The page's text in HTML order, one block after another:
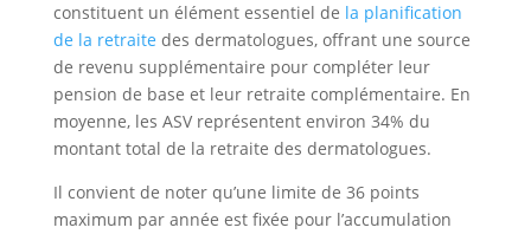
constituent un élément essentiel de la planification
de la retraite des dermatologues, offrant une source
de revenu supplémentaire pour compléter leur
pension de base et leur retraite complémentaire. En
moyenne, les ASV représentent environ 34% du
montant total de la retraite des dermatologues.
Il convient de noter qu’une limite de 36 points
maximum par année est fixée pour l’accumulation